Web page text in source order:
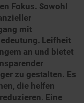
Fokus. Sowohl
mit
Leifheit
an und bietet
zu gestalten. Es
die helfen
Eine